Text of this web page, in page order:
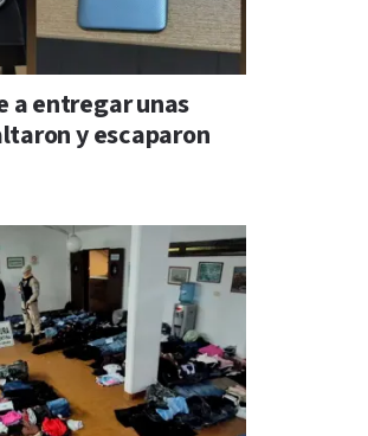
a entregar unas
y escaparon